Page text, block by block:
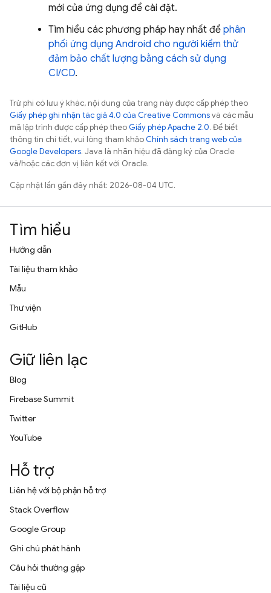
mới của ứng dụng để cài đặt.
Tìm hiểu các phương pháp hay nhất để phân
phối ứng dụng Android cho người kiểm thử
đảm bảo chất lượng bằng cách sử dụng
CI/CD.
Trừ phi có lưu ý khác, nội dung của trang này được cấp phép theo
Giấy phép ghi nhận tác giả 4.0 của Creative Commonsvà các mẫu
mã lập trình được cấp phép theoGiấy phép Apache 2.0. Để biết
thông tin chi tiết, vui lòng tham khảoChính sách trang web của
Google Developers. Java là nhãn hiệu đã đăng ký của Oracle
và/hoặc các đơn vị liên kết với Oracle.
Cập nhật lần gần đây nhất: 2026-08-04 UTC.
Tìm hiểu
Hướng dẫn
Tài liệu tham khảo
Mẫu
Thư viện
GitHub
Giữ liên lạc
Blog
Firebase Summit
Twitter
YouTube
Hỗ trợ
Liên hệ với bộ phận hỗ trợ
Stack Overflow
Google Group
Ghi chú phát hành
Câu hỏi thường gặp
Tài liệu cũ